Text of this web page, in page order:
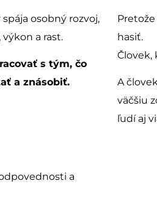
osobný rozvoj,
a rast.
s tým, čo
a znásobiť.
a
hasiť.
Človek,
A
väčšiu
ľudí aj